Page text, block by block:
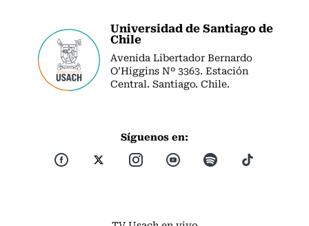
Universidad de Santiago de
Chile
Avenida Libertador Bernardo
O’Higgins Nº 3363. Estación
Central. Santiago. Chile.
Síguenos en: